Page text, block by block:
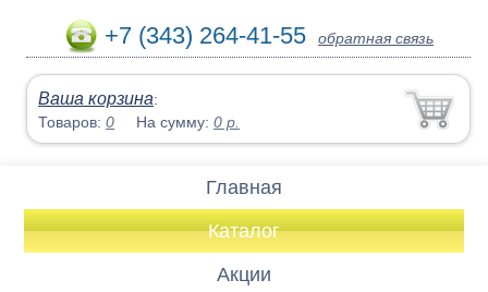
+7 (343) 264-41-55 обратная связь
Ваша корзина:
Товаров:0 На сумму:0 р.
Главная
Каталог
Акции